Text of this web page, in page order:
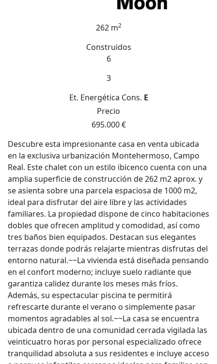
262 m2
Construidos
6
3
Et. Energética Cons. E
Precio
695.000 €
Descubre esta impresionante casa en venta ubicada
en la exclusiva urbanización Montehermoso, Campo
Real. Este chalet con un estilo ibicenco cuenta con una
amplia superficie de construcción de 262 m2 aprox. y
se asienta sobre una parcela espaciosa de 1000 m2,
ideal para disfrutar del aire libre y las actividades
familiares. La propiedad dispone de cinco habitaciones
dobles que ofrecen amplitud y comodidad, así como
tres baños bien equipados. Destacan sus elegantes
terrazas donde podrás relajarte mientras disfrutas del
entorno natural.~~La vivienda está diseñada pensando
en el confort moderno; incluye suelo radiante que
garantiza calidez durante los meses más fríos.
Además, su espectacular piscina te permitirá
refrescarte durante el verano o simplemente pasar
momentos agradables al sol.~~La casa se encuentra
ubicada dentro de una comunidad cerrada vigilada las
veinticuatro horas por personal especializado ofrece
tranquilidad absoluta a sus residentes e incluye acceso